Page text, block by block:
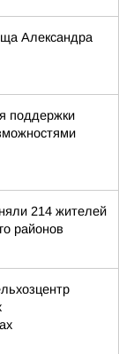
Александра
поддержки
214 жителей
районов